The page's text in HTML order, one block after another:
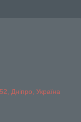
Дніпро, Україна